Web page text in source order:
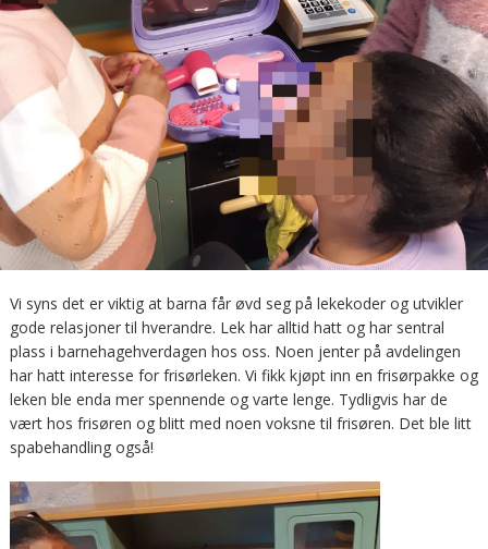
Vi syns det er viktig at barna får øvd seg på lekekoder og utvikler
gode relasjoner til hverandre. Lek har alltid hatt og har sentral
plass i barnehagehverdagen hos oss. Noen jenter på avdelingen
har hatt interesse for frisørleken. Vi fikk kjøpt inn en frisørpakke og
leken ble enda mer spennende og varte lenge. Tydligvis har de
vært hos frisøren og blitt med noen voksne til frisøren. Det ble litt
spabehandling også!